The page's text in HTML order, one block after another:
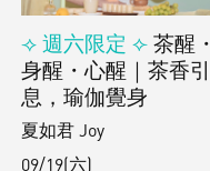
⟢ 週六限定 ⟣茶醒・
身醒・心醒｜茶香引
息，瑜伽覺身
夏如君 Joy
09/19(六)